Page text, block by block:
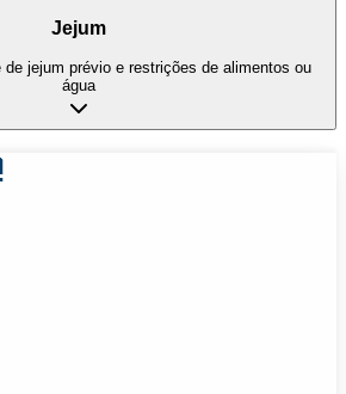
Jejum
de jejum prévio e restrições de alimentos ou
água